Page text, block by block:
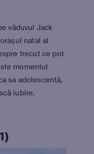
văduvul Jack
natal al
trecut ce pot
momentul
sa adolescentă,
iubire.